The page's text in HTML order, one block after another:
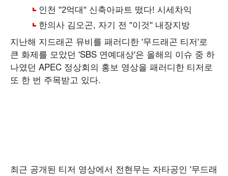
지난해 지드래곤 뮤비를 패러디한 '무드래곤 티저'로
큰 화제를 모았던 'SBS 연예대상'은 올해의 이슈 중 하
나였던 APEC 정상회의 홍보 영상을 패러디한 티저로
또 한 번 주목받고 있다.
최근 공개된 티저 영상에서 전현무는 자타공인 '무드래